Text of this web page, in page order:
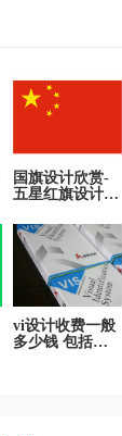
国旗设计欣赏-
五星红旗设计理
vi设计收费一般
多少钱 包括哪